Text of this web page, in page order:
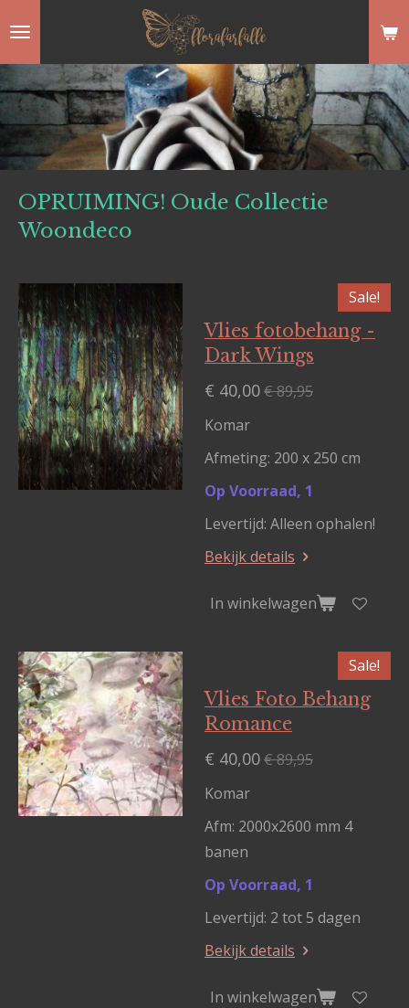
de
hoofdinhoud
OPRUIMING! Oude Collectie
Woondeco
Sale!
Vlies fotobehang -
Dark Wings
€ 40,00€ 89,95
Komar
Afmeting: 200 x 250 cm
Op Voorraad, 1
Levertijd: Alleen ophalen!
Bekijk details
In winkelwagen
Sale!
Vlies Foto Behang
Romance
€ 40,00€ 89,95
Komar
Afm: 2000x2600 mm 4
banen
Op Voorraad, 1
Levertijd: 2 tot 5 dagen
Bekijk details
In winkelwagen